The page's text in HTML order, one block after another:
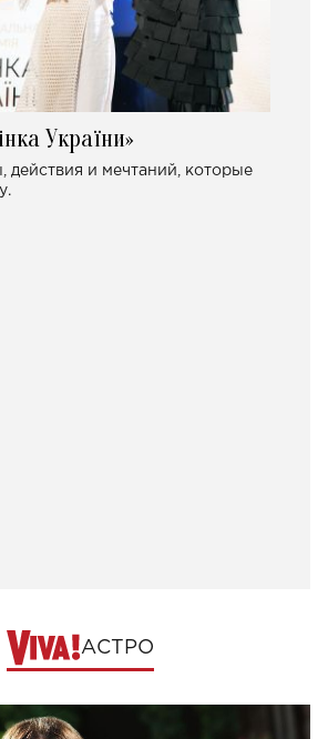
України»
действия и мечтаний, которые
АСТРО